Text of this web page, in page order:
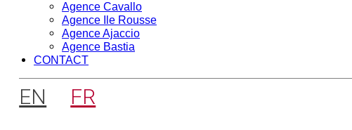
Agence Cavallo
Agence Ile Rousse
Agence Ajaccio
Agence Bastia
CONTACT
EN FR